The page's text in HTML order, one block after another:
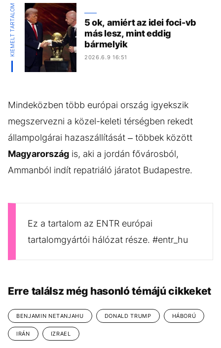
KIEMELT TARTALOM
5 ok, amiért az idei foci-vb
más lesz, mint eddig
bármelyik
2026.6.9 16:51
Mindeközben több európai ország igyekszik
megszervezni a közel-keleti térségben rekedt
állampolgárai hazaszállítását – többek között
Magyarország is, aki a jordán fővárosból,
Ammanból indít repatriáló járatot Budapestre.
Ez a tartalom az ENTR európai
tartalomgyártói hálózat része. #entr_hu
Erre találsz még hasonló témájú cikkeket
BENJAMIN NETANJAHU DONALD TRUMP HÁBORÚ
IRÁN IZRAEL